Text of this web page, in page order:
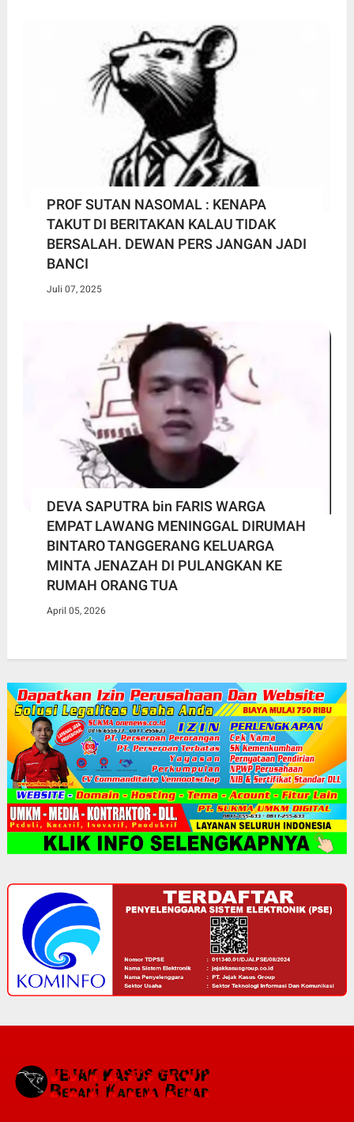
PROF SUTAN NASOMAL : KENAPA
TAKUT DI BERITAKAN KALAU TIDAK
BERSALAH. DEWAN PERS JANGAN JADI
BANCI
Juli 07, 2025
DEVA SAPUTRA bin FARIS WARGA
EMPAT LAWANG MENINGGAL DIRUMAH
BINTARO TANGGERANG KELUARGA
MINTA JENAZAH DI PULANGKAN KE
RUMAH ORANG TUA
April 05, 2026